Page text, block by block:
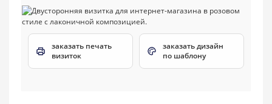
заказать печать
визиток
заказать дизайн
по шаблону